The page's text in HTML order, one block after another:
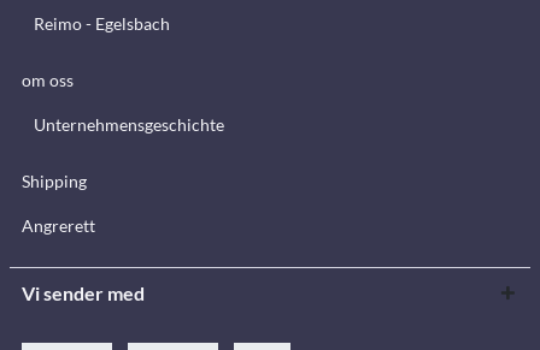
Reimo - Egelsbach
om oss
Unternehmensgeschichte
Shipping
Angrerett
Vi sender med